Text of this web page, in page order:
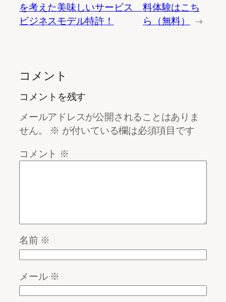
を考えた美味しいサービス
ビジネスモデル特許！
料体験はこち
ら（無料）
→
コメント
コメントを残す
メールアドレスが公開されることはありま
せん。
※ が付いている欄は必須項目です
コメント ※
名前 ※
メール ※